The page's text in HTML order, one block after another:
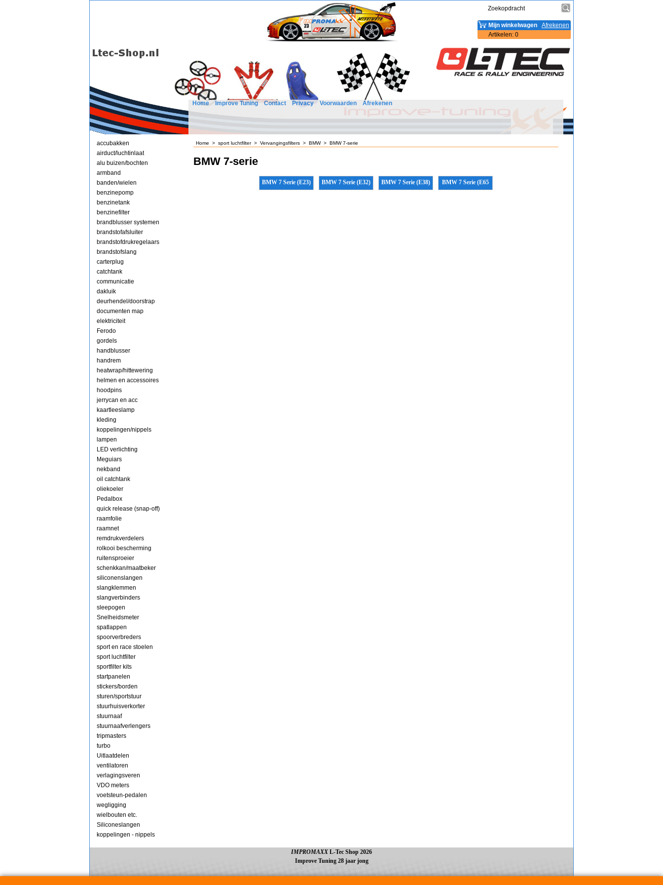
Afrekenen
Mijn winkelwagen
Artikelen: 0
Home Improve Tuning Contact Privacy Voorwaarden Afrekenen
accubakken
airduct/luchtinlaat
alu buizen/bochten
armband
banden/wielen
benzinepomp
benzinetank
benzinefilter
brandblusser systemen
brandstofafsluiter
brandstofdrukregelaars
brandstofslang
carterplug
catchtank
communicatie
dakluik
deurhendel/doorstrap
documenten map
elektriciteit
Ferodo
gordels
handblusser
handrem
heatwrap/hittewering
helmen en accessoires
hoodpins
jerrycan en acc
kaartleeslamp
kleding
koppelingen/nippels
lampen
LED verlichting
Meguiars
nekband
oil catchtank
oliekoeler
Pedalbox
quick release (snap-off)
raamfolie
raamnet
remdrukverdelers
rolkooi bescherming
ruitensproeier
schenkkan/maatbeker
siliconenslangen
slangklemmen
slangverbinders
sleepogen
Snelheidsmeter
spatlappen
spoorverbreders
sport en race stoelen
sport luchtfilter
sportfilter kits
startpanelen
stickers/borden
sturen/sportstuur
stuurhuisverkorter
stuurnaaf
stuurnaafverlengers
tripmasters
turbo
Uitlaatdelen
ventilatoren
verlagingsveren
VDO meters
voetsteun-pedalen
wegligging
wielbouten etc.
Siliconeslangen
koppelingen - nippels
Home > sport luchtfilter> Vervangingsfilters > BMW> BMW 7-serie
BMW 7-serie
BMW 7 Serie (E23) BMW 7 Serie (E32) BMW 7 Serie (E38) BMW 7 Serie (E65
IMPROMAXX L-Tec Shop 2026
Improve Tuning 28 jaar jong